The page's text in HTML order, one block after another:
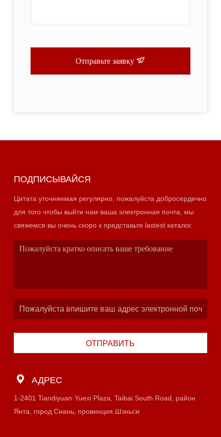
Отправьте заявку
ПОДПИСЫВАЙСЯ
Цитата уточняемая регулярно, пожалуйста добросердечно
для того чтобы выйти нам ваша электронная почта, мы
свяжемся вы очень скоро к представьте lastest каталог.
ОТПРАВИТЬ
АДРЕС
1-2401 Tiandiyuan·Yuexi Plaza, Taibai South Road, район
Янта, город Сиань, провинция Шэньси